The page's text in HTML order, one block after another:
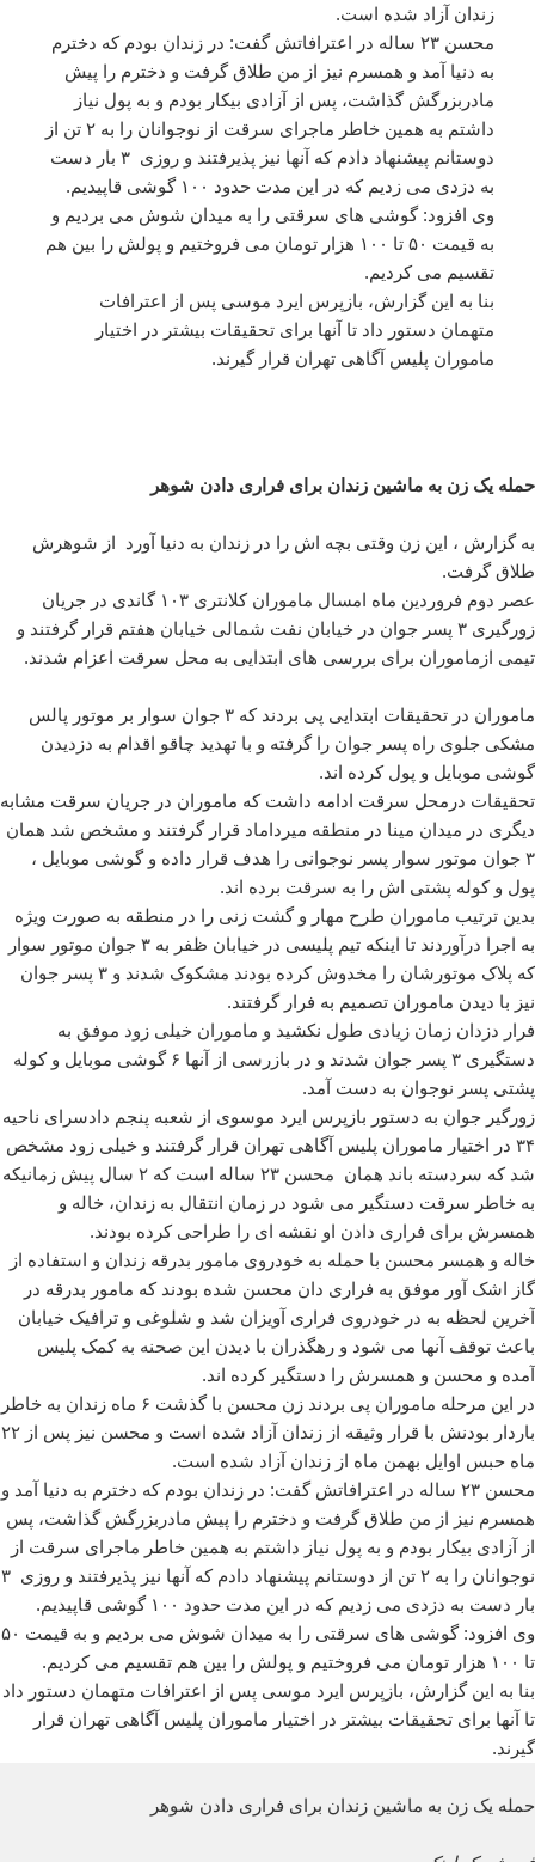
زندان آزاد شده است.
محسن ۲۳ ساله در اعترافاتش گفت: در زندان بودم که دخترم
به دنیا آمد و همسرم نیز از من طلاق گرفت و دخترم را پیش
مادربزرگش گذاشت، پس از آزادی بیکار بودم و به پول نیاز
داشتم به همین خاطر ماجرای سرقت از نوجوانان را به ۲ تن از
دوستانم پیشنهاد دادم که آنها نیز پذیرفتند و روزی ۳ بار دست
به دزدی می زدیم که در این مدت حدود ۱۰۰ گوشی قاپیدیم.
وی افزود: گوشی های سرقتی را به میدان شوش می بردیم و
به قیمت ۵۰ تا ۱۰۰ هزار تومان می فروختیم و پولش را بین هم
تقسیم می کردیم.
بنا به این گزارش، بازپرس ایرد موسی پس از اعترافات
متهمان دستور داد تا آنها برای تحقیقات بیشتر در اختیار
ماموران پلیس آگاهی تهران قرار گیرند.
حمله یک زن به ماشین زندان برای فراری دادن شوهر
به گزارش ، این زن وقتی بچه اش را در زندان به دنیا آورد از شوهرش
طلاق گرفت.
عصر دوم فروردین ماه امسال ماموران کلانتری ۱۰۳ گاندی در جریان
زورگیری ۳ پسر جوان در خیابان نفت شمالی خیابان هفتم قرار گرفتند و
تیمی ازماموران برای بررسی های ابتدایی به محل سرقت اعزام شدند.
ماموران در تحقیقات ابتدایی پی بردند که ۳ جوان سوار بر موتور پالس
مشکی جلوی راه پسر جوان را گرفته و با تهدید چاقو اقدام به دزدیدن
گوشی موبایل و پول کرده اند.
تحقیقات درمحل سرقت ادامه داشت که ماموران در جریان سرقت مشابه
دیگری در میدان مینا در منطقه میرداماد قرار گرفتند و مشخص شد همان
۳ جوان موتور سوار پسر نوجوانی را هدف قرار داده و گوشی موبایل ،
پول و کوله پشتی اش را به سرقت برده اند.
بدین ترتیب ماموران طرح مهار و گشت زنی را در منطقه به صورت ویژه
به اجرا درآوردند تا اینکه تیم پلیسی در خیابان ظفر به ۳ جوان موتور سوار
که پلاک موتورشان را مخدوش کرده بودند مشکوک شدند و ۳ پسر جوان
نیز با دیدن ماموران تصمیم به فرار گرفتند.
فرار دزدان زمان زیادی طول نکشید و ماموران خیلی زود موفق به
دستگیری ۳ پسر جوان شدند و در بازرسی از آنها ۶ گوشی موبایل و کوله
پشتی پسر نوجوان به دست آمد.
زورگیر جوان به دستور بازپرس ایرد موسوی از شعبه پنجم دادسرای ناحیه
۳۴ در اختیار ماموران پلیس آگاهی تهران قرار گرفتند و خیلی زود مشخص
شد که سردسته باند همان محسن ۲۳ ساله است که ۲ سال پیش زمانیکه
به خاطر سرقت دستگیر می شود در زمان انتقال به زندان، خاله و
همسرش برای فراری دادن او نقشه ای را طراحی کرده بودند.
خاله و همسر محسن با حمله به خودروی مامور بدرقه زندان و استفاده از
گاز اشک آور موفق به فراری دان محسن شده بودند که مامور بدرقه در
آخرین لحظه به در خودروی فراری آویزان شد و شلوغی و ترافیک خیابان
باعث توقف آنها می شود و رهگذران با دیدن این صحنه به کمک پلیس
آمده و محسن و همسرش را دستگیر کرده اند.
در این مرحله ماموران پی بردند زن محسن با گذشت ۶ ماه زندان به خاطر
باردار بودنش با قرار وثیقه از زندان آزاد شده است و محسن نیز پس از ۲۲
ماه حبس اوایل بهمن ماه از زندان آزاد شده است.
محسن ۲۳ ساله در اعترافاتش گفت: در زندان بودم که دخترم به دنیا آمد و
همسرم نیز از من طلاق گرفت و دخترم را پیش مادربزرگش گذاشت، پس
از آزادی بیکار بودم و به پول نیاز داشتم به همین خاطر ماجرای سرقت از
نوجوانان را به ۲ تن از دوستانم پیشنهاد دادم که آنها نیز پذیرفتند و روزی ۳
بار دست به دزدی می زدیم که در این مدت حدود ۱۰۰ گوشی قاپیدیم.
وی افزود: گوشی های سرقتی را به میدان شوش می بردیم و به قیمت ۵۰
تا ۱۰۰ هزار تومان می فروختیم و پولش را بین هم تقسیم می کردیم.
بنا به این گزارش، بازپرس ایرد موسی پس از اعترافات متهمان دستور داد
تا آنها برای تحقیقات بیشتر در اختیار ماموران پلیس آگاهی تهران قرار
گیرند.
حمله یک زن به ماشین زندان برای فراری دادن شوهر